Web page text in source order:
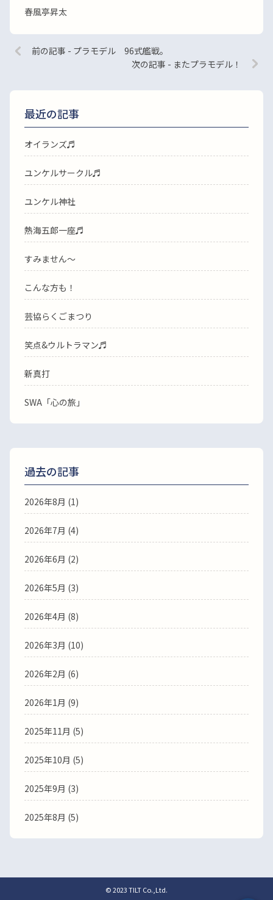
春風亭昇太
前の記事 - プラモデル 96式艦戦。
次の記事 - またプラモデル！
最近の記事
オイランズ♬
ユンケルサークル♬
ユンケル神社
熱海五郎一座♬
すみません〜
こんな方も！
芸協らくごまつり
笑点&ウルトラマン♬
新真打
SWA「心の旅」
過去の記事
2026年8月 (1)
2026年7月 (4)
2026年6月 (2)
2026年5月 (3)
2026年4月 (8)
2026年3月 (10)
2026年2月 (6)
2026年1月 (9)
2025年11月 (5)
2025年10月 (5)
2025年9月 (3)
2025年8月 (5)
© 2023 TILT Co.,Ltd.